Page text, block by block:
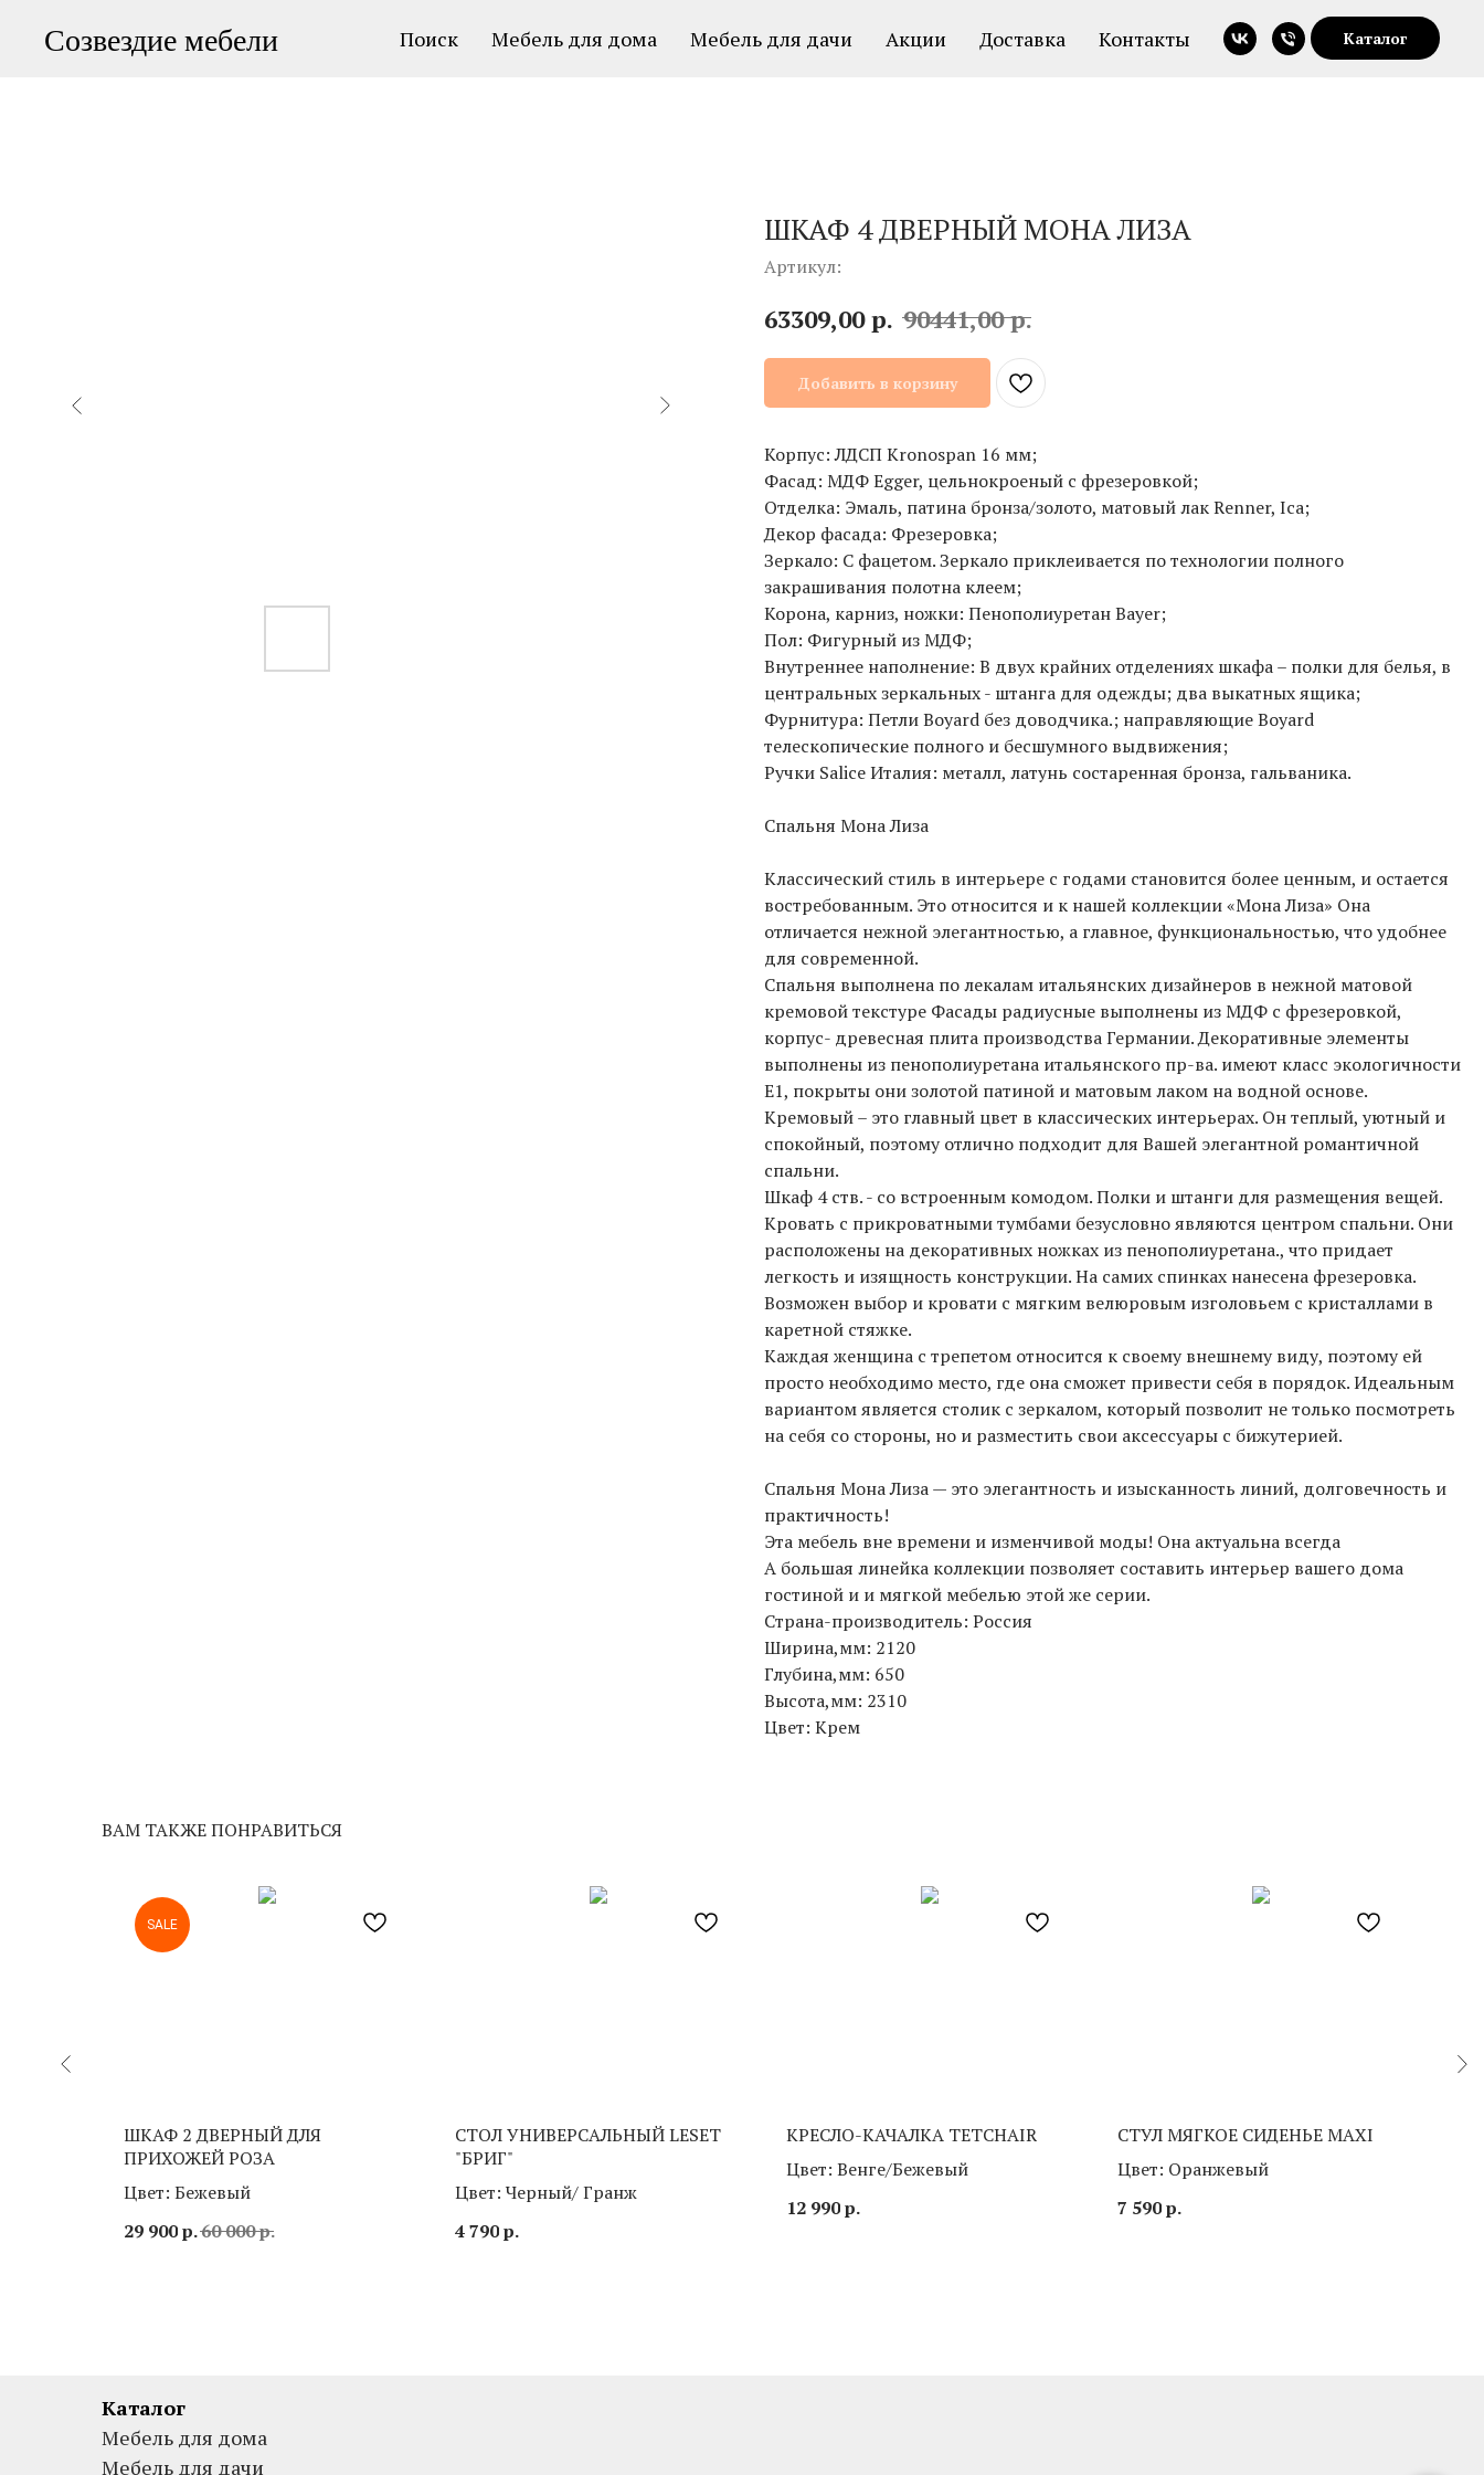
Созвездие мебели Поиск Мебель для дома Мебель для дачи Акции Доставка Контакты Каталог
ШКАФ 4 ДВЕРНЫЙ МОНА ЛИЗА
Артикул:
63309,00 р. 90441,00 р.
Добавить в корзину
Корпус: ЛДСП Kronospan 16 мм;
Фасад: МДФ Egger, цельнокроеный с фрезеровкой;
Отделка: Эмаль, патина бронза/золото, матовый лак Renner, Ica;
Декор фасада: Фрезеровка;
Зеркало: С фацетом. Зеркало приклеивается по технологии полного
закрашивания полотна клеем;
Корона, карниз, ножки: Пенополиуретан Bayer;
Пол: Фигурный из МДФ;
Внутреннее наполнение: В двух крайних отделениях шкафа – полки для белья, в
центральных зеркальных - штанга для одежды; два выкатных ящика;
Фурнитура: Петли Boyard без доводчика.; направляющие Boyard
телескопические полного и бесшумного выдвижения;
Ручки Salice Италия: металл, латунь состаренная бронза, гальваника.
Спальня Мона Лиза
Классический стиль в интерьере с годами становится более ценным, и остается
востребованным. Это относится и к нашей коллекции «Мона Лиза» Она
отличается нежной элегантностью, а главное, функциональностью, что удобнее
для современной.
Спальня выполнена по лекалам итальянских дизайнеров в нежной матовой
кремовой текстуре Фасады радиусные выполнены из МДФ с фрезеровкой,
корпус- древесная плита производства Германии. Декоративные элементы
выполнены из пенополиуретана итальянского пр-ва. имеют класс экологичности
Е1, покрыты они золотой патиной и матовым лаком на водной основе.
Кремовый – это главный цвет в классических интерьерах. Он теплый, уютный и
спокойный, поэтому отлично подходит для Вашей элегантной романтичной
спальни.
Шкаф 4 ств. - со встроенным комодом. Полки и штанги для размещения вещей.
Кровать с прикроватными тумбами безусловно являются центром спальни. Они
расположены на декоративных ножках из пенополиуретана., что придает
легкость и изящность конструкции. На самих спинках нанесена фрезеровка.
Возможен выбор и кровати с мягким велюровым изголовьем с кристаллами в
каретной стяжке.
Каждая женщина с трепетом относится к своему внешнему виду, поэтому ей
просто необходимо место, где она сможет привести себя в порядок. Идеальным
вариантом является столик с зеркалом, который позволит не только посмотреть
на себя со стороны, но и разместить свои аксессуары с бижутерией.
Спальня Мона Лиза — это элегантность и изысканность линий, долговечность и
практичность!
Эта мебель вне времени и изменчивой моды! Она актуальна всегда
А большая линейка коллекции позволяет составить интерьер вашего дома
гостиной и и мягкой мебелью этой же серии.
Страна-производитель: Россия
Ширина,мм: 2120
Глубина,мм: 650
Высота,мм: 2310
Цвет: Крем
ВАМ ТАКЖЕ ПОНРАВИТЬСЯ
SALE
ШКАФ 2 ДВЕРНЫЙ ДЛЯ
ПРИХОЖЕЙ РОЗА
Цвет: Бежевый
29 900р.60 000р.
СТОЛ УНИВЕРСАЛЬНЫЙ LESET
"БРИГ"
Цвет: Черный/ Гранж
4 790р.
КРЕСЛО-КАЧАЛКА TETCHAIR
Цвет: Венге/Бежевый
12 990р.
СТУЛ МЯГКОЕ СИДЕНЬЕ MAXI
Цвет: Оранжевый
7 590р.
Каталог
Мебель для дома
Мебель для дачи